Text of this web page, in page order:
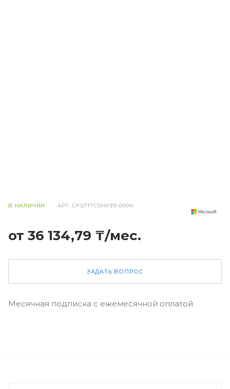
В НАЛИЧИИ АРТ.CFQ7TTC0HX99-000H
от 36 134,79 ₸/мес.
ЗАДАТЬ ВОПРОС
Месячная подписка с ежемесячной оплатой